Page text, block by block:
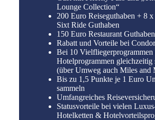
Lounge Collection“
200 Euro Reiseguthaben + 8
Sixt Ride Guthaben
150 Euro Restaurant
Rabatt und Vorteile bei
Bei 10 Vielfliegerprogrammen
Hotelprogrammen gleichzeitig
(über Umweg auch Miles and
Bis zu 1,5 Punkte je 1 Euro
sammeln
Umfangreiches
Statusvorteile bei vielen
Hotelketten &